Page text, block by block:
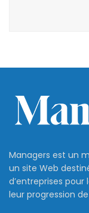
Managers est un
un site Web
d’entreprises
leur progression